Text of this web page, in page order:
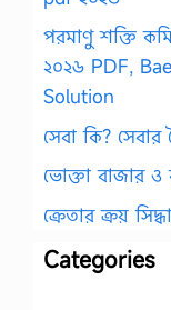
পরমাণু শক্তি
২০২৬ PDF,
Solution
সেবা কি? সেবার
ভোক্তা বাজার ও
ক্রেতার ক্রয়
Categories